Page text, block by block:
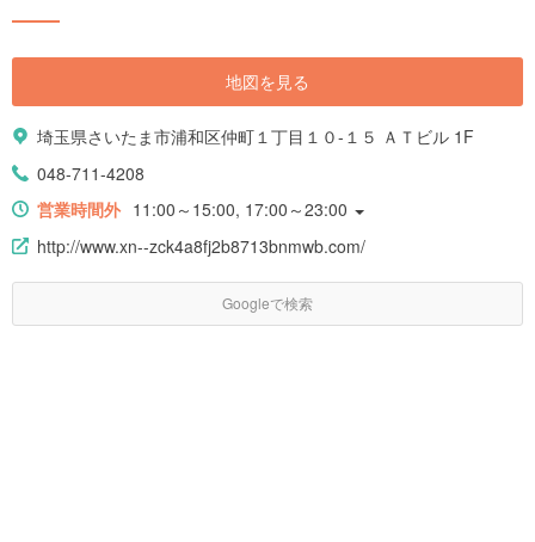
地図を見る
埼玉県さいたま市浦和区仲町１丁目１０-１５ ＡＴビル 1F
048-711-4208
営業時間外 11:00～15:00, 17:00～23:00
http://www.xn--zck4a8fj2b8713bnmwb.com/
Googleで検索